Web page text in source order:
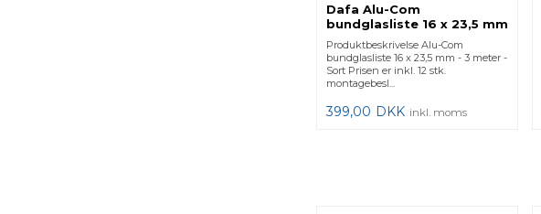
Dafa Alu-Com
bundglasliste 16 x 23,5 mm
- 3000 mm - Sort
Produktbeskrivelse Alu-Com
bundglasliste 16 x 23,5 mm - 3 meter -
Sort Prisen er inkl. 12 stk.
montagebesl...
399,00 DKK inkl. moms